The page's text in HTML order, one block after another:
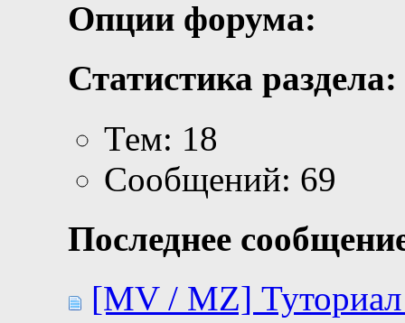
Опции форума:
Статистика раздела:
Тем: 18
Сообщений: 69
Последнее
[MV / MZ]